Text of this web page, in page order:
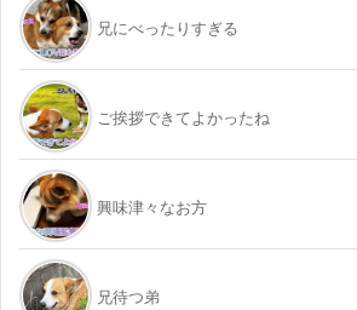
兄にべったりすぎる
ご挨拶できてよかったね
興味津々なお方
兄待つ弟